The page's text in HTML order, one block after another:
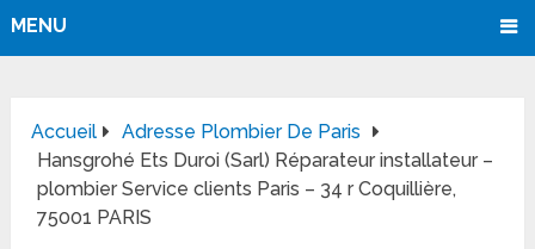
MENU
Accueil
Adresse Plombier De Paris
Hansgrohé Ets Duroi (Sarl) Réparateur installateur –
plombier Service clients Paris – 34 r Coquillière,
75001 PARIS